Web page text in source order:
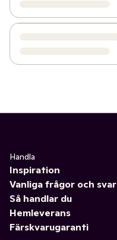
Handla
Inspiration
Vanliga frågor och svar
Så handlar du
Hemleverans
Färskvarugaranti